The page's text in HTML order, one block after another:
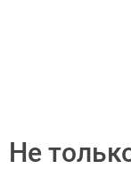
Не